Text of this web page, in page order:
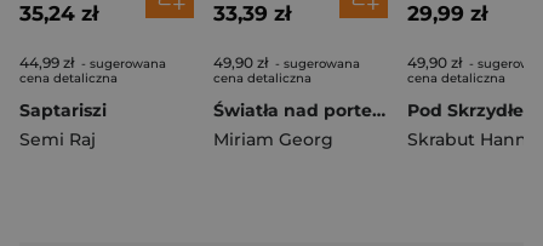
35,24 zł
44,99 zł - sugerowana
cena detaliczna
Saptariszi
Semi Raj
33,39 zł
49,90 zł - sugerowana
cena detaliczna
Światła nad portem. Saga portowa Tom. 1
Miriam Georg
29,99 zł
49,90 zł -
cena detaliczna
Skrabut Hanna